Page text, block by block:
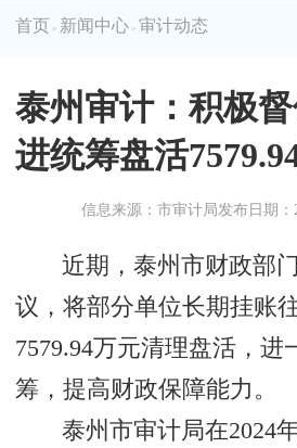
首页 > 新闻中心 > 审计动态
泰州审计：积极
进统筹盘活
信息来源：市审计局发布日期：
近期，泰州市财政部
议，将部分单位长期挂账
7579.94万元清理盘活，进
筹，提高财政保障能力。
泰州市审计局在2024